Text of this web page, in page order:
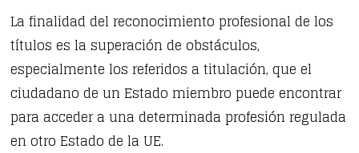
La finalidad del reconocimiento profesional de los
títulos es la superación de obstáculos,
especialmente los referidos a titulación, que el
ciudadano de un Estado miembro puede encontrar
para acceder a una determinada profesión regulada
en otro Estado de la UE.